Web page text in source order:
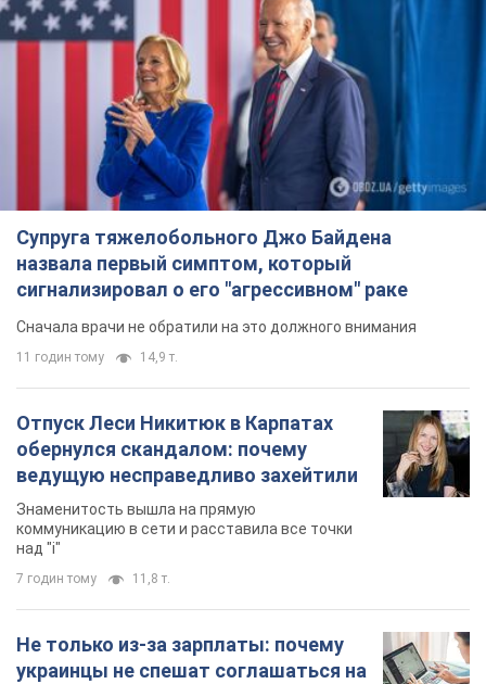
Супруга тяжелобольного Джо Байдена
назвала первый симптом, который
сигнализировал о его "агрессивном" раке
Сначала врачи не обратили на это должного внимания
11 годин тому 14,9 т.
Отпуск Леси Никитюк в Карпатах
обернулся скандалом: почему
ведущую несправедливо захейтили
Знаменитость вышла на прямую
коммуникацию в сети и расставила все точки
над "i"
7 годин тому 11,8 т.
Не только из-за зарплаты: почему
украинцы не спешат соглашаться на